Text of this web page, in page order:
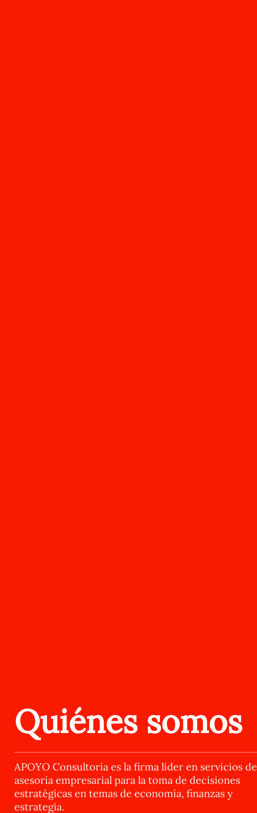
Quiénes somos
APOYO Consultoría es la firma líder en servicios de
asesoría empresarial para la toma de decisiones
estratégicas en temas de economía, finanzas y
estrategia.